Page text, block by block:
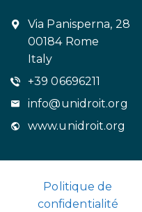
Via Panisperna, 28
00184 Rome
Italy
+39 06696211
info@unidroit.org
www.unidroit.org
Politique de
confidentialité